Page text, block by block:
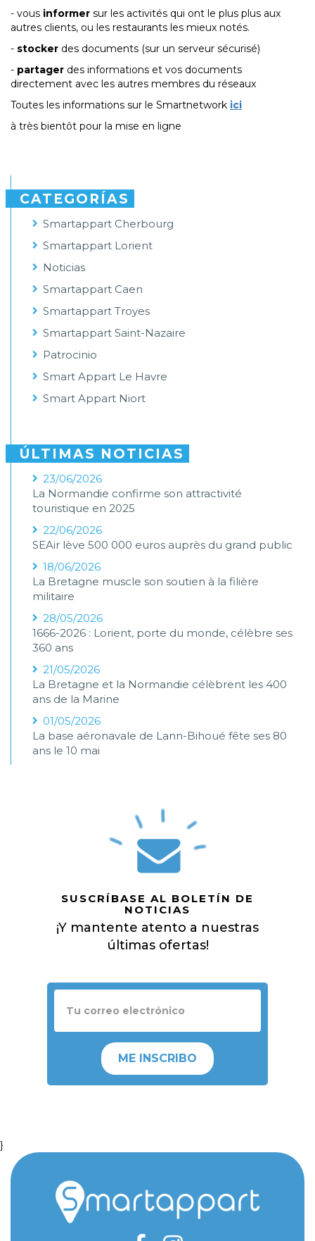
- vous informer sur les activités qui ont le plus plus aux
autres clients, ou les restaurants les mieux notés.
- stocker des documents (sur un serveur sécurisé)
- partager des informations et vos documents
directement avec les autres membres du réseaux
Toutes les informations sur le Smartnetwork ici
à très bientôt pour la mise en ligne
CATEGORÍAS
Smartappart Cherbourg
Smartappart Lorient
Noticias
Smartappart Caen
Smartappart Troyes
Smartappart Saint-Nazaire
Patrocinio
Smart Appart Le Havre
Smart Appart Niort
ÚLTIMAS NOTICIAS
23/06/2026
La Normandie confirme son attractivité
touristique en 2025
22/06/2026
SEAir lève 500 000 euros auprès du grand public
18/06/2026
La Bretagne muscle son soutien à la filière
militaire
28/05/2026
1666-2026 : Lorient, porte du monde, célèbre ses
360 ans
21/05/2026
La Bretagne et la Normandie célèbrent les 400
ans de la Marine
01/05/2026
La base aéronavale de Lann-Bihoué fête ses 80
ans le 10 mai
SUSCRÍBASE AL BOLETÍN DE
NOTICIAS
¡Y mantente atento a nuestras
últimas ofertas!
ME INSCRIBO
}